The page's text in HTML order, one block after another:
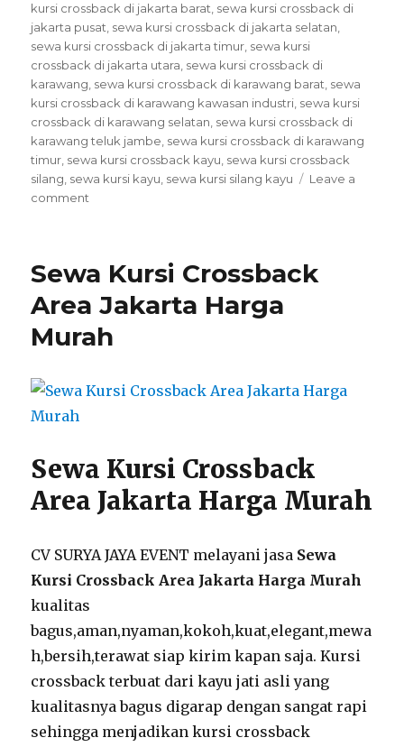
kursi crossback di jakarta barat sewa kursi crossback di
jakarta pusat sewa kursi crossback di jakarta selatan
sewa kursi crossback di jakarta timur sewa kursi
crossback di jakarta utara sewa kursi crossback di
karawang sewa kursi crossback di karawang barat sewa
kursi crossback di karawang kawasan industri sewa kursi
crossback di karawang selatan sewa kursi crossback di
karawang teluk jambe sewa kursi crossback di karawang
timur sewa kursi crossback kayu sewa kursi crossback
silang sewa kursi kayu sewa kursi silang kayu
Leave a
comment
Kayu
Di
Jakarta
Sewa Kursi Crossback
Area Jakarta Harga
Murah
Sewa Kursi Crossback
Area Jakarta Harga Murah
CV SURYA JAYA EVENT melayani jasa Sewa
Kursi Crossback Area Jakarta Harga Murah
kualitas
bagus,aman,nyaman,kokoh,kuat,elegant,mewa
h,bersih,terawat siap kirim kapan saja. Kursi
crossback terbuat dari kayu jati asli yang
kualitasnya bagus digarap dengan sangat rapi
sehingga menjadikan kursi crossback